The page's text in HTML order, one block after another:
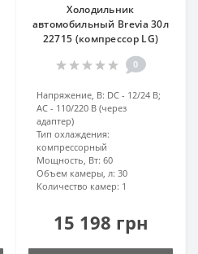
Холодильник
автомобильный Brevia 30л
22715 (компрессор LG)
0
Напряжение, В: DC - 12/24 В;
AC - 110/220 В (через
адаптер)
Тип охлаждения:
компрессорный
Мощность, Вт: 60
Объем камеры, л: 30
Количество камер: 1
15 198 грн